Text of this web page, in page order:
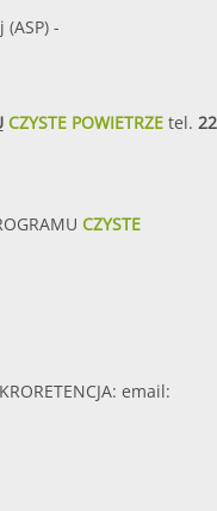
-
CZYSTE POWIETRZEtel. 22
CZYSTE
email: